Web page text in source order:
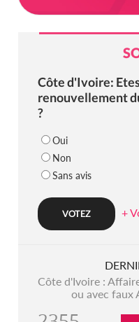
Côte d'Ivoire:
renouvellement
?
Oui
Non
Sans avis
+
Côte d'Ivoire :
ou avec faux